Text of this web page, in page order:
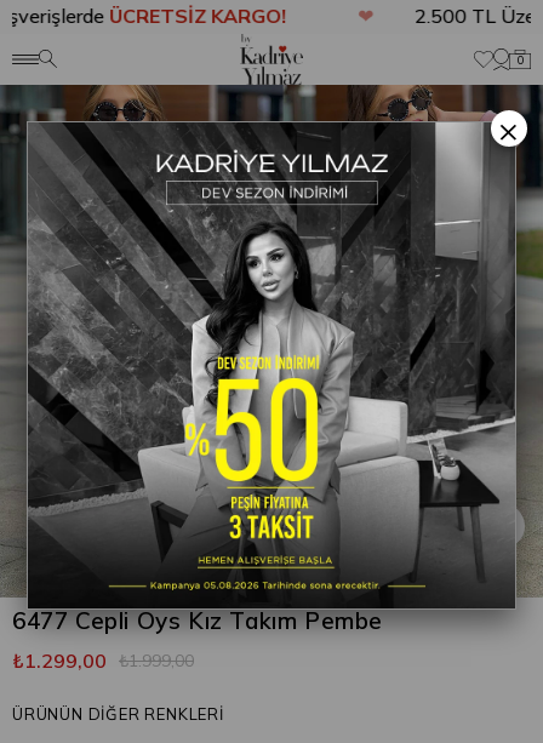
ÜCRETSİZ KARGO! 2.500 TL Üzeri
0
Anasayfa ÇOCUK GİYİM 6477 Cepli Oys Kız Takım Pembe
6477 Cepli Oys Kız Takım Pembe
₺1.999,00
₺1.299,00
ÜRÜNÜN DİĞER RENKLERİ
×